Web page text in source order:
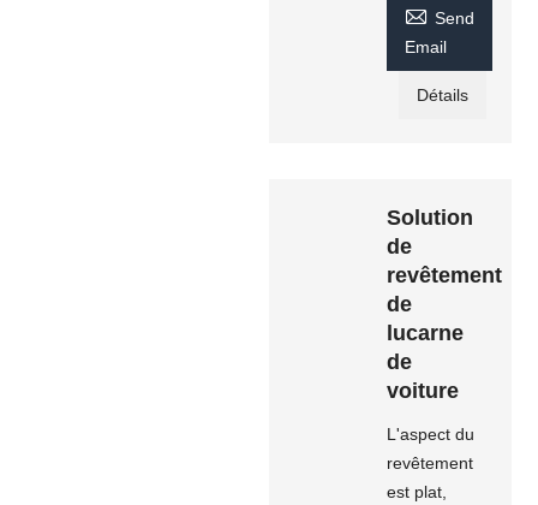
 Send
Email
Détails
Solution
de
revêtement
de
lucarne
de
voiture
L'aspect du
revêtement
est plat,